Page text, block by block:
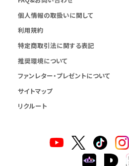
個人情報の取扱いに関して
利用規約
特定商取引法に関する表記
推奨環境について
ファンレター・プレゼントについて
サイトマップ
リクルート